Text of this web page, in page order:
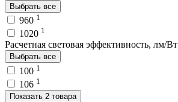
Выбрать все
960 1
1020 1
Расчетная световая эффективность, лм/Вт
Выбрать все
100 1
106 1
Показать 2 товара